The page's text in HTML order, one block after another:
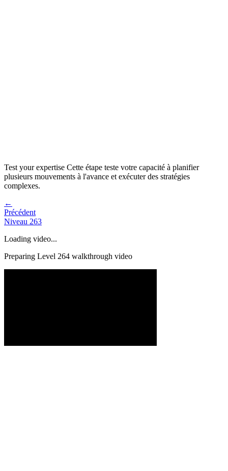
Test your expertise Cette étape teste votre capacité à planifier
plusieurs mouvements à l'avance et exécuter des stratégies
complexes.
←
Précédent
Niveau 263
Loading video...
Preparing Level 264 walkthrough video